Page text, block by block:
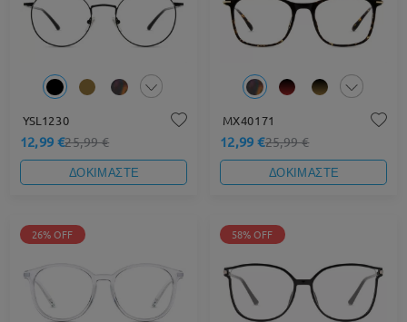
YSL1230
12,99 €25,99 €
ΔΟΚΙΜΑΣΤΕ
MX40171
12,99 €25,99 €
ΔΟΚΙΜΑΣΤΕ
26% OFF 58% OFF